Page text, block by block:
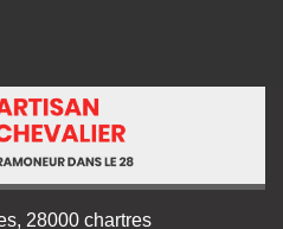
28000 chartres